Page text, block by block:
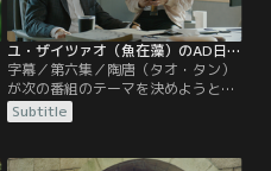
ユ・ザイツァオ（魚在藻）のAD日記 第06話／字幕
字幕／第六集／陶唐（タオ・タン）
が次の番組のテーマを決めようと魚
在藻（ユ・ザイツァオ）に電話をか
けると、ちょうど魚在藻（ユ・ザイ
ストーカーともみ合っているところ
Subtitle